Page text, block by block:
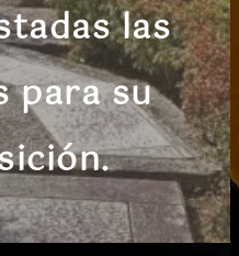
las
para su